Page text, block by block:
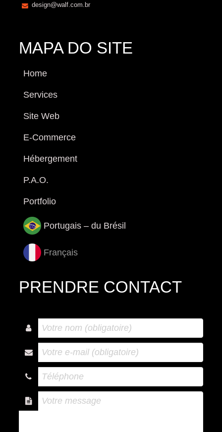
design@walf.com.br
MAPA DO SITE
Home
Services
Site Web
E-Commerce
Hébergement
P.A.O.
Portfolio
Portugais – du Brésil
Français
PRENDRE CONTACT